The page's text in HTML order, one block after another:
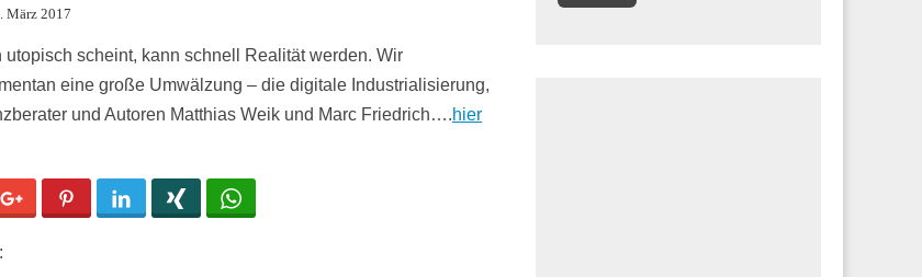
März 2017
utopisch scheint, kann schnell Realität werden. Wir
eine große Umwälzung – die digitale Industrialisierung,
und Autoren Matthias Weik und Marc Friedrich….hier
Google+ Pinterest LinkedIn